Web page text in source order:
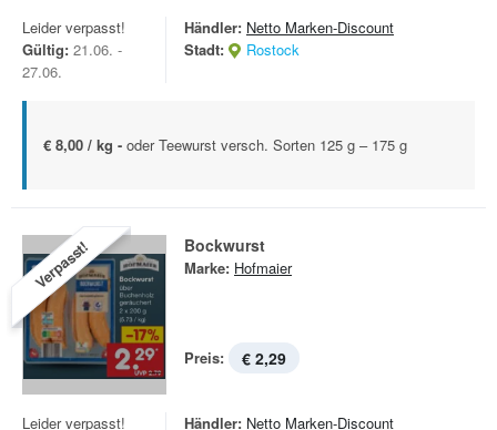
Leider verpasst!
Gültig: 21.06. -
27.06.
Händler: Netto Marken-Discount
Stadt:
Rostock
€ 8,00 / kg - oder Teewurst versch. Sorten 125 g – 175 g
Verpasst! Bockwurst
Marke: Hofmaier
Preis: € 2,29
Leider verpasst!
Händler: Netto Marken-Discount